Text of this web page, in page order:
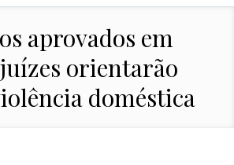
aprovados em
orientarão
doméstica